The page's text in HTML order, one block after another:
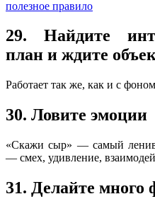
29. Найдите
план и ждите
Работает так же, как и с
30. Ловите эмоции
«Скажи сыр» — самый
— смех, удивление,
31. Делайте много